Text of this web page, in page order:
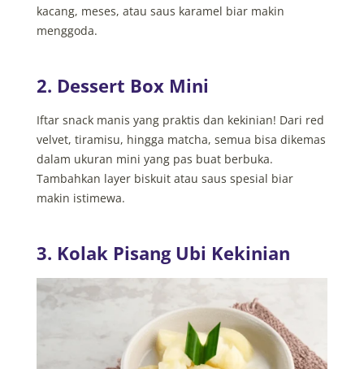
kacang, meses, atau saus karamel biar makin
menggoda.
2. Dessert Box Mini
Iftar snack manis yang praktis dan kekinian! Dari red
velvet, tiramisu, hingga matcha, semua bisa dikemas
dalam ukuran mini yang pas buat berbuka.
Tambahkan layer biskuit atau saus spesial biar
makin istimewa.
3. Kolak Pisang Ubi Kekinian